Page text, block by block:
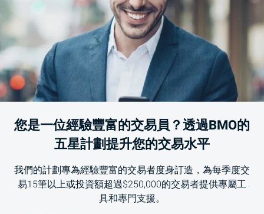
您是一位經驗豐富的交易員？透過BMO的
五星計劃提升您的交易水平
我們的計劃專為經驗豐富的交易者度身訂造，為每季度交
易15筆以上或投資額超過$250,000的交易者提供專屬工
具和專門支援。